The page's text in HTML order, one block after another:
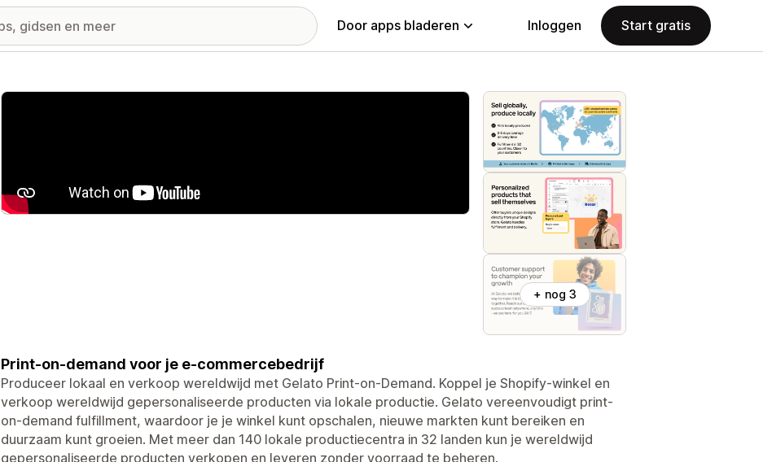
Door apps bladeren Inloggen Start gratis
Galerij met uitgelichte afbeeldingen
+ nog 3
Print-on-demand voor je e-commercebedrijf
Produceer lokaal en verkoop wereldwijd met Gelato Print-on-Demand. Koppel je Shopify-winkel en
verkoop wereldwijd gepersonaliseerde producten via lokale productie. Gelato vereenvoudigt print-
on-demand fulfillment, waardoor je je winkel kunt opschalen, nieuwe markten kunt bereiken en
duurzaam kunt groeien. Met meer dan 140 lokale productiecentra in 32 landen kun je wereldwijd
gepersonaliseerde producten verkopen en leveren zonder voorraad te beheren.